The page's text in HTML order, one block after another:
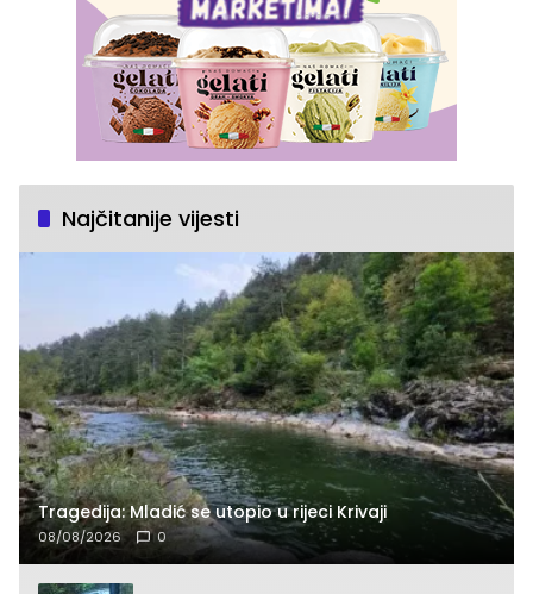
Najčitanije vijesti
Tragedija: Mladić se utopio u rijeci Krivaji
08/08/2026 0